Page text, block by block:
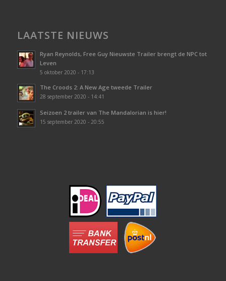
LAATSTE NIEUWS
Ryan Reynolds, Free Guy Nieuwste Trailer brengt de NPC tot
Leven
5 oktober 2020 - 17:13
The Croods 2: A New Age tweede Trailer
28 september 2020 - 14:41
Seizoen 2 trailer van The Mandalorian is hier!
15 september 2020 - 20:55